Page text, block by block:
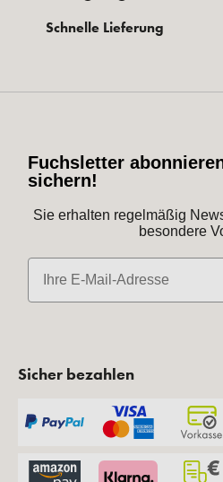
Schnelle Lieferung
Fuchsletter
sichern!
Sie erhalten regelmäßig
besondere
E-Mail
Sicher bezahlen